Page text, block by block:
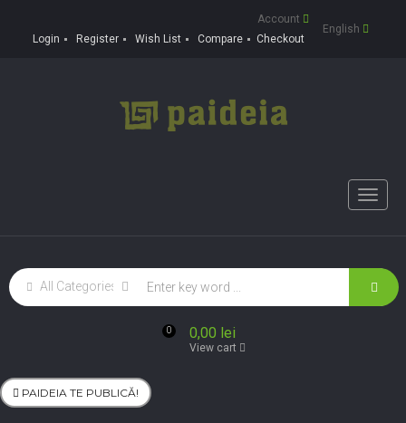
Account
Login
Register Wish List Compare Checkout
English
Toggle
0 0,00 lei
View cart
PAIDEIA TE PUBLICĂ!